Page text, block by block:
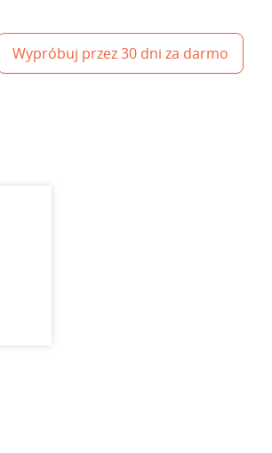
Wypróbuj przez 30 dni za darmo